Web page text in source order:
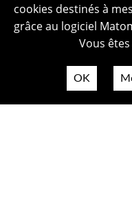
cookies destinés à
grâce au logiciel
Vous
OK